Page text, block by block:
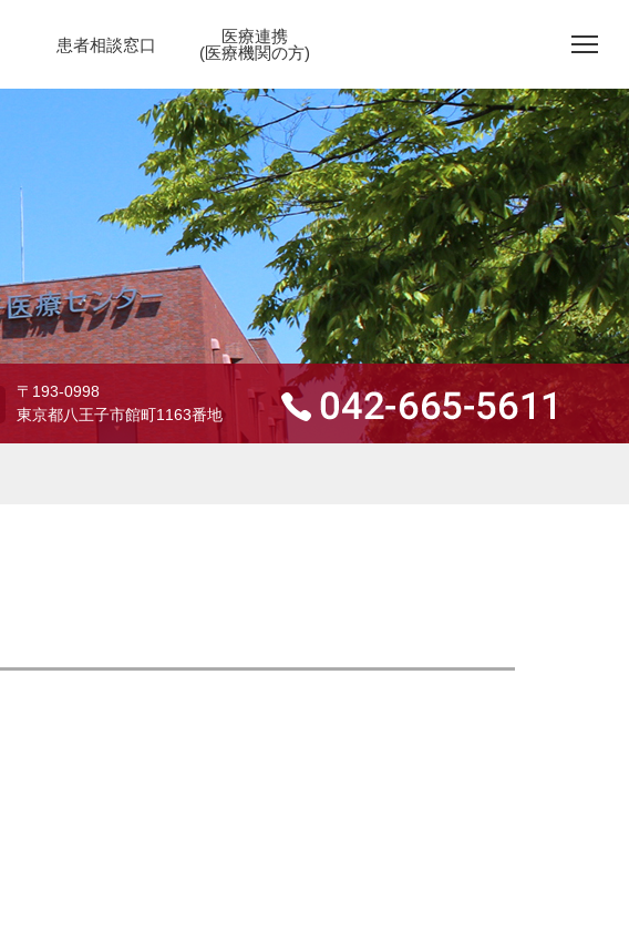
患者相談窓口
医療連携
(医療機関の方)
〒193-0998
東京都八王子市館町1163番地